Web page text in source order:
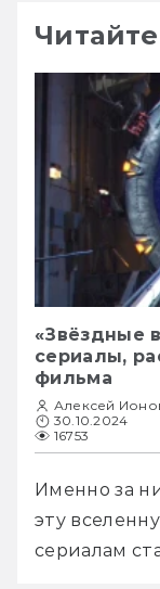
«Звёздные
сериалы,
фильма
Алексей
30.10.2024
16753
Именно за
эту
сериалам